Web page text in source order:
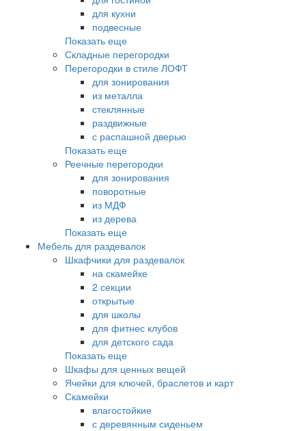
для кухни
подвесные
Показать еще
Складные перегородки
Перегородки в стиле ЛОФТ
для зонирования
из металла
стеклянные
раздвижные
с распашной дверью
Показать еще
Реечные перегородки
для зонирования
поворотные
из МДФ
из дерева
Показать еще
Мебель для раздевалок
Шкафчики для раздевалок
на скамейке
2 секции
открытые
для школы
для фитнес клубов
для детского сада
Показать еще
Шкафы для ценных вещей
Ячейки для ключей, браслетов и карт
Скамейки
влагостойкие
с деревянным сиденьем